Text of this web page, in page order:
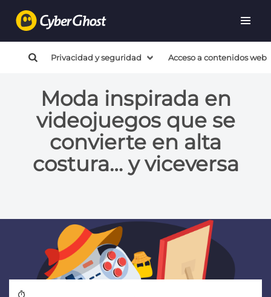
Privacidad y seguridad Acceso a contenidos web
Moda inspirada en
videojuegos que se
convierte en alta
costura… y viceversa